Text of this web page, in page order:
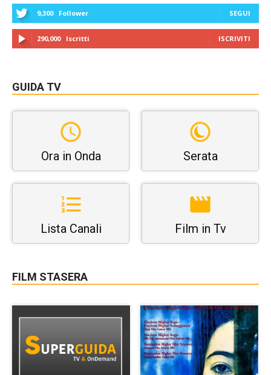
9,300 Follower SEGUI
290,000 Iscritti ISCRIVITI
GUIDA TV
Ora in Onda Serata
Lista Canali Film in Tv
FILM STASERA